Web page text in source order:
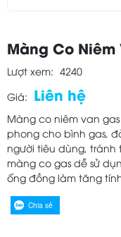
Màng Co Niêm
Lượt xem: 4240
Giá: Liên hệ
Màng co niêm van
phong cho bình gas,
người tiêu dùng, tránh
màng co gas dễ sử
ống đồng làm tăng
Chia sẻ